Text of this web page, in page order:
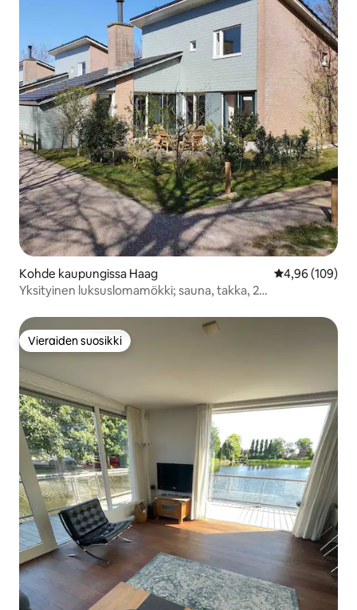
Kohde kaupungissa Haag
4,96 (109)
Yksityinen luksuslomamökki; sauna, takka, 2
Vieraiden suosikki
Vieraiden suosikki